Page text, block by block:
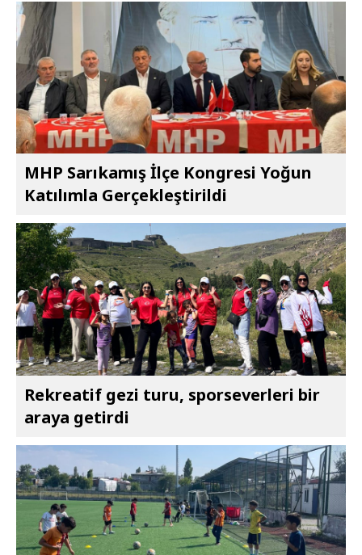
MHP Sarıkamış İlçe Kongresi Yoğun
Katılımla Gerçekleştirildi
Rekreatif gezi turu, sporseverleri bir
araya getirdi